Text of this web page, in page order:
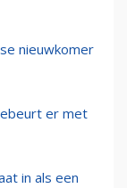
nieuwkomer
er met
in als een